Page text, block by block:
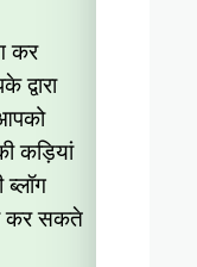
कर
कड़ियां
कर सकते